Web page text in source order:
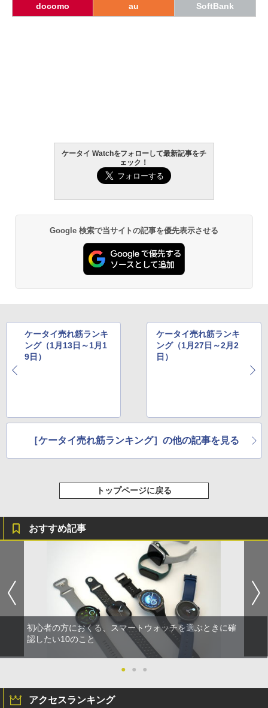
docomo au SoftBank
ケータイ Watchをフォローして最新記事をチ
ェック！
Google 検索で当サイトの記事を優先表示させる
ケータイ売れ筋ランキ
ング（1月13日～1月1
9日）
ケータイ売れ筋ランキ
ング（1月27日～2月2
日）
［ケータイ売れ筋ランキング］の他の記事を見る
トップページに戻る
おすすめ記事
初心者の方におくる、スマートウォッチを選ぶときに確
認したい10のこと
● ● ●
アクセスランキング